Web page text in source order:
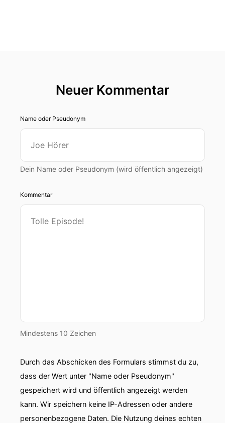
Neuer Kommentar
Name oder Pseudonym
Dein Name oder Pseudonym (wird öffentlich angezeigt)
Kommentar
Mindestens 10 Zeichen
Durch das Abschicken des Formulars stimmst du zu,
dass der Wert unter "Name oder Pseudonym"
gespeichert wird und öffentlich angezeigt werden
kann. Wir speichern keine IP-Adressen oder andere
personenbezogene Daten. Die Nutzung deines echten